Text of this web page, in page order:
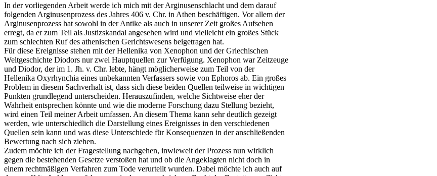
In der vorliegenden Arbeit werde ich mich mit der Arginusenschlacht und dem darauf
folgenden Arginusenprozess des Jahres 406 v. Chr. in Athen beschäftigen. Vor allem der
Arginusenprozess hat sowohl in der Antike als auch in unserer Zeit großes Aufsehen
erregt, da er zum Teil als Justizskandal angesehen wird und vielleicht ein großes Stück
zum schlechten Ruf des athenischen Gerichtswesens beigetragen hat.
Für diese Ereignisse stehen mit der Hellenika von Xenophon und der Griechischen
Weltgeschichte Diodors nur zwei Hauptquellen zur Verfügung. Xenophon war Zeitzeuge
und Diodor, der im 1. Jh. v. Chr. lebte, hängt möglicherweise zum Teil von der
Hellenika Oxyrhynchia eines unbekannten Verfassers sowie von Ephoros ab. Ein großes
Problem in diesem Sachverhalt ist, dass sich diese beiden Quellen teilweise in wichtigen
Punkten grundlegend unterscheiden. Herauszufinden, welche Sichtweise eher der
Wahrheit entsprechen könnte und wie die moderne Forschung dazu Stellung bezieht,
wird einen Teil meiner Arbeit umfassen. An diesem Thema kann sehr deutlich gezeigt
werden, wie unterschiedlich die Darstellung eines Ereignisses in den verschiedenen
Quellen sein kann und was diese Unterschiede für Konsequenzen in der anschließenden
Bewertung nach sich ziehen.
Zudem möchte ich der Fragestellung nachgehen, inwieweit der Prozess nun wirklich
gegen die bestehenden Gesetze verstoßen hat und ob die Angeklagten nicht doch in
einem rechtmäßigen Verfahren zum Tode verurteilt wurden. Dabei möchte ich auch auf